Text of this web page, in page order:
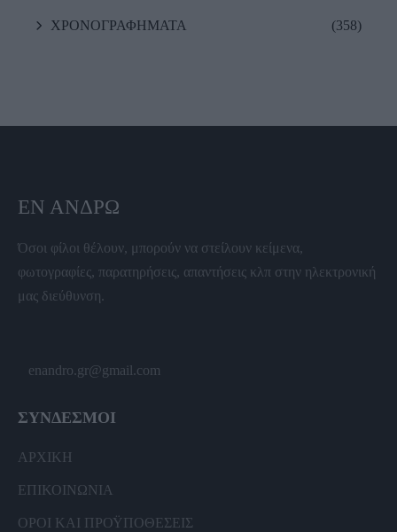
ΧΡΟΝΟΓΡΑΦΗΜΑΤΑ (358)
ΕΝ ΆΝΔΡΩ
Όσοι φίλοι θέλουν, μπορούν να στείλουν κείμενα,
φωτογραφίες, παρατηρήσεις, απαντήσεις κλπ στην ηλεκτρονική
μας διεύθυνση.
enandro.gr@gmail.com
ΣΥΝΔΕΣΜΟΙ
ΑΡΧΙΚΗ
ΕΠΙΚΟΙΝΩΝΙΑ
ΟΡΟΙ ΚΑΙ ΠΡΟΫΠΟΘΕΣΕΙΣ